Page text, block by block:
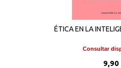
ÉTICA EN LA
Consultar
9,90